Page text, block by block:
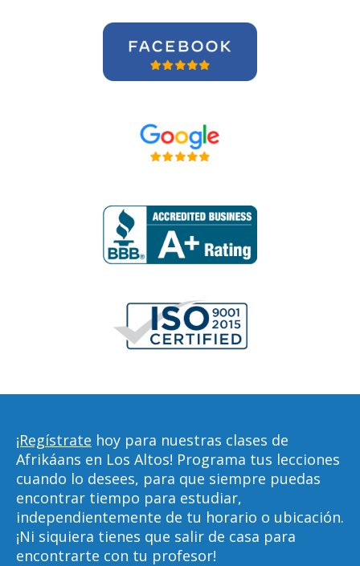
¡Regístrate hoy para nuestras clases de
Afrikáans en Los Altos! Programa tus lecciones
cuando lo desees, para que siempre puedas
encontrar tiempo para estudiar,
independientemente de tu horario o ubicación.
¡Ni siquiera tienes que salir de casa para
encontrarte con tu profesor!